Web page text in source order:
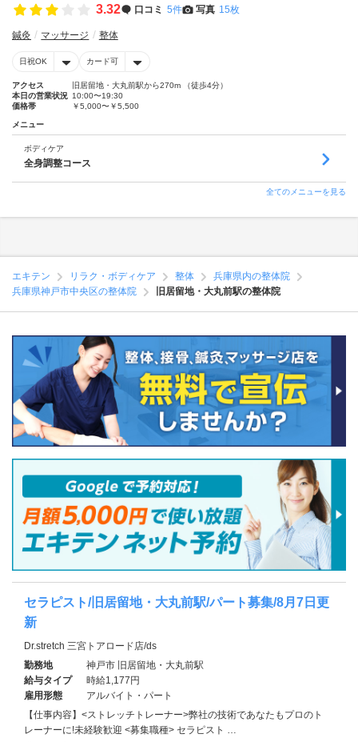
3.32 口コミ 5件 写真 15枚
鍼灸 マッサージ 整体
日祝OK カード可
アクセス
旧居留地・大丸前駅から270m （徒歩4分）
本日の営業状況 10:00〜19:30
価格帯
￥5,000〜￥5,500
メニュー
ボディケア
全身調整コース
全てのメニューを見る
エキテン リラク・ボディケア 整体
兵庫県内の整体院
兵庫県神戸市中央区の整体院
旧居留地・大丸前駅の整体院
セラピスト/旧居留地・大丸前駅/パート募集/8月7日更
新
Dr.stretch 三宮トアロード店/ds
勤務地
神戸市 旧居留地・大丸前駅
給与タイプ
時給1,177円
雇用形態
アルバイト・パート
【仕事内容】<ストレッチトレーナー>弊社の技術であなたもプロのト
レーナーに!未経験歓迎 <募集職種> セラピスト …